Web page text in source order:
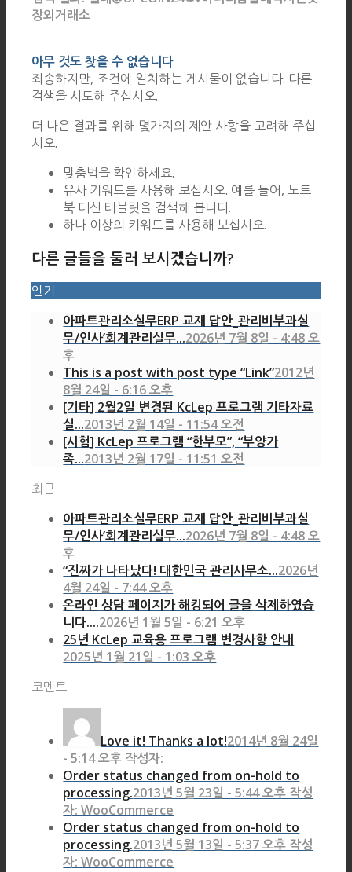
장외거래소
아무 것도 찾을 수 없습니다
죄송하지만, 조건에 일치하는 게시물이 없습니다. 다른
검색을 시도해 주십시오.
더 나은 결과를 위해 몇가지의 제안 사항을 고려해 주십
시오.
맞춤법을 확인하세요.
유사 키워드를 사용해 보십시오. 예를 들어, 노트
북 대신 태블릿을 검색해 봅니다.
하나 이상의 키워드를 사용해 보십시오.
다른 글들을 둘러 보시겠습니까?
인기
아파트관리소실무ERP 교재 답안_관리비부과실
무/인사’회계관리실무...2026년 7월 8일 - 4:48 오
후
This is a post with post type “Link”2012년
8월 24일 - 6:16 오후
[기타] 2월2일 변경된 KcLep 프로그램 기타자료
실...2013년 2월 14일 - 11:54 오전
[시험] KcLep 프로그램 “한부모”, “부양가
족...2013년 2월 17일 - 11:51 오전
최근
아파트관리소실무ERP 교재 답안_관리비부과실
무/인사’회계관리실무...2026년 7월 8일 - 4:48 오
후
“진짜가 나타났다! 대한민국 관리사무소...2026년
4월 24일 - 7:44 오후
온라인 상담 페이지가 해킹되어 글을 삭제하였습
니다....2026년 1월 5일 - 6:21 오후
25년 KcLep 교육용 프로그램 변경사항 안내
2025년 1월 21일 - 1:03 오후
코멘트
Love it! Thanks a lot!2014년 8월 24일
- 5:14 오후 작성자:
Order status changed from on-hold to
processing.2013년 5월 23일 - 5:44 오후 작성
자: WooCommerce
Order status changed from on-hold to
processing.2013년 5월 13일 - 5:37 오후 작성
자: WooCommerce